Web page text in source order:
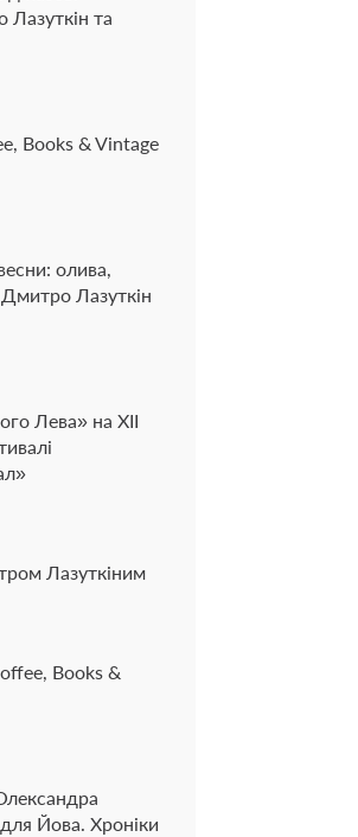
Лазуткін та
Books & Vintage
олива,
Лазуткін
Лева» на ХІІ
Лазуткіним
Books &
Йова. Хроніки